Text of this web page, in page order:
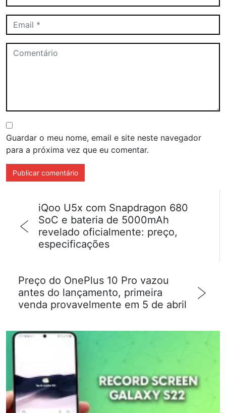
Guardar o meu nome, email e site neste navegador
para a próxima vez que eu comentar.
iQoo U5x com Snapdragon 680
SoC e bateria de 5000mAh
revelado oficialmente: preço,
especificações
Preço do OnePlus 10 Pro vazou
antes do lançamento, primeira
venda provavelmente em 5 de abril